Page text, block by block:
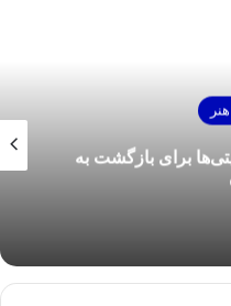
برای بازگشت به